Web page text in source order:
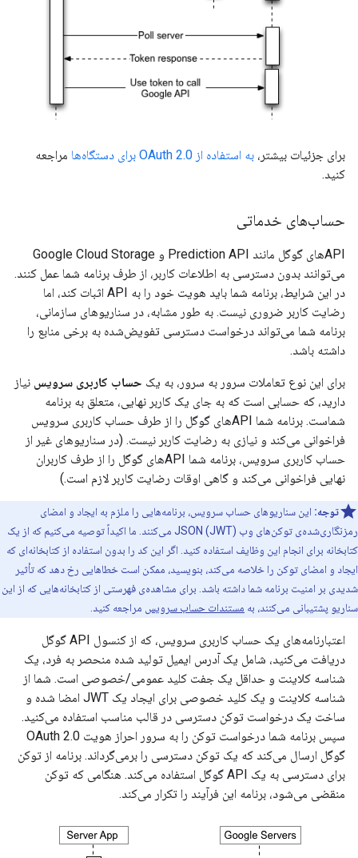
برای جزئیات بیشتر، به استفاده از OAuth 2.0 برای دستگاه‌ها
مراجعه
کنید.
حساب‌های خدماتی
APIهای گوگل مانند Prediction API و Google Cloud Storage
می‌توانند بدون دسترسی به اطلاعات کاربر، از طرف برنامه شما عمل کنند.
در این شرایط، برنامه شما باید هویت خود را به API اثبات کند، اما
رضایت کاربر ضروری نیست. به طور مشابه، در سناریوهای سازمانی،
برنامه شما می‌تواند درخواست دسترسی تفویض‌شده به برخی منابع را
داشته باشد.
برای این نوع تعاملات سرور به سرور، به یک حساب کاربری سرویس نیاز
دارید، که حسابی است که به جای یک کاربر نهایی، متعلق به برنامه
شماست. برنامه شما APIهای گوگل را از طرف حساب کاربری سرویس
فراخوانی می‌کند و نیازی به رضایت کاربر نیست. (در سناریوهای غیر از
حساب کاربری سرویس، برنامه شما APIهای گوگل را از طرف کاربران
نهایی فراخوانی می‌کند و گاهی اوقات رضایت کاربر لازم است.)
توجه: این سناریوهای حساب سرویس، برنامه‌هایی را ملزم به ایجاد و امضای
رمزنگاری‌شده‌ی توکن‌های وب JSON (JWT) می‌کنند. ما اکیداً توصیه می‌کنیم که از یک
کتابخانه برای انجام این وظایف استفاده کنید. اگر این کد را بدون استفاده از کتابخانه‌ای که
ایجاد و امضای توکن را خلاصه می‌کند، بنویسید، ممکن است خطاهایی رخ دهد که تأثیر
شدیدی بر امنیت برنامه شما داشته باشد. برای مشاهده‌ی فهرستی از کتابخانه‌هایی که از این
سناریو پشتیبانی می‌کنند، به مستندات حساب سرویس مراجعه کنید.
اعتبارنامه‌های یک حساب کاربری سرویس، که از کنسول API گوگل
دریافت می‌کنید، شامل یک آدرس ایمیل تولید شده منحصر به فرد، یک
شناسه کلاینت و حداقل یک جفت کلید عمومی/خصوصی است. شما از
شناسه کلاینت و یک کلید خصوصی برای ایجاد یک JWT امضا شده و
ساخت یک درخواست توکن دسترسی در قالب مناسب استفاده می‌کنید.
سپس برنامه شما درخواست توکن را به سرور احراز هویت OAuth 2.0
گوگل ارسال می‌کند که یک توکن دسترسی را برمی‌گرداند. برنامه از توکن
برای دسترسی به یک API گوگل استفاده می‌کند. هنگامی که توکن
منقضی می‌شود، برنامه این فرآیند را تکرار می‌کند.